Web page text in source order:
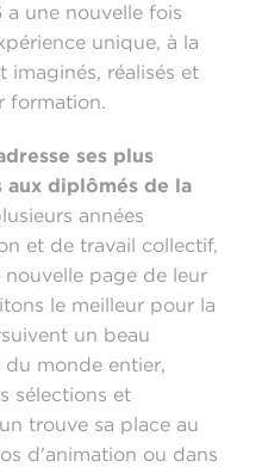
une nouvelle fois
unique, à la
imaginés, réalisés et
formation.
ses plus
diplômés de la
années
et de travail collectif,
page de leur
le meilleur pour la
un beau
du monde entier,
sélections et
trouve sa place au
d'animation ou dans